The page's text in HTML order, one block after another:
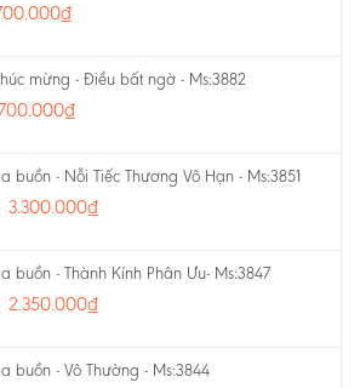
₫
mừng - Điều bất ngờ - Ms:3882
₫
buồn - Nỗi Tiếc Thương Vô Hạn - Ms:3851
3.300.000₫
buồn - Thành Kính Phân Ưu- Ms:3847
2.350.000₫
buồn - Vô Thường - Ms:3844